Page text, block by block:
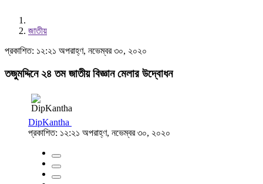
জাতীয়
প্রকাশিত: ১২:২১ অপরাহ্ণ, নভেম্বর ৩০, ২০২০
তজুমদ্দিনে ২৪ তম জাতীয় বিজ্ঞান মেলার উদ্বোধন
DipKantha
প্রকাশিত: ১২:২১ অপরাহ্ণ, নভেম্বর ৩০, ২০২০